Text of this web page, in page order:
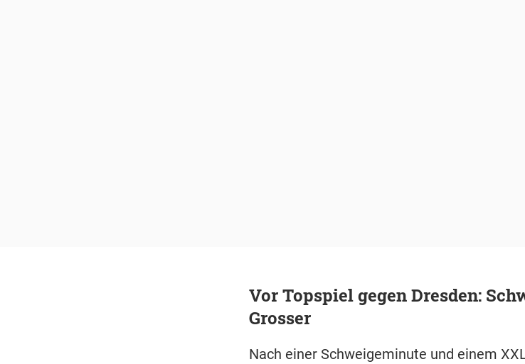
Vor Topspiel gegen Dresden:
Grosser
Nach einer Schweigeminute und einem